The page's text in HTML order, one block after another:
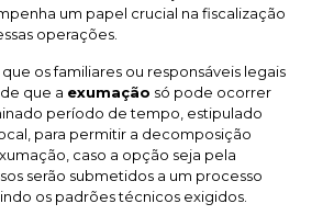
um papel crucial na fiscalização
operações.
os familiares ou responsáveis legais
que a exumação só pode ocorrer
período de tempo, estipulado
para permitir a decomposição
caso a opção seja pela
serão submetidos a um processo
os padrões técnicos exigidos.